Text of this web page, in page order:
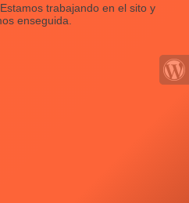
trabajando en el sito y
enseguida.